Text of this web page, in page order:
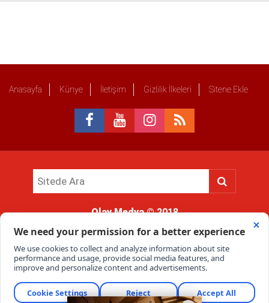
Anasayfa Künye İletişim Gizlilik İlkeleri Sitene Ekle
Olay Medya© 2018
kullanımı hukuki yaptırıma tabidir.
Haber Portalı Yazılımı